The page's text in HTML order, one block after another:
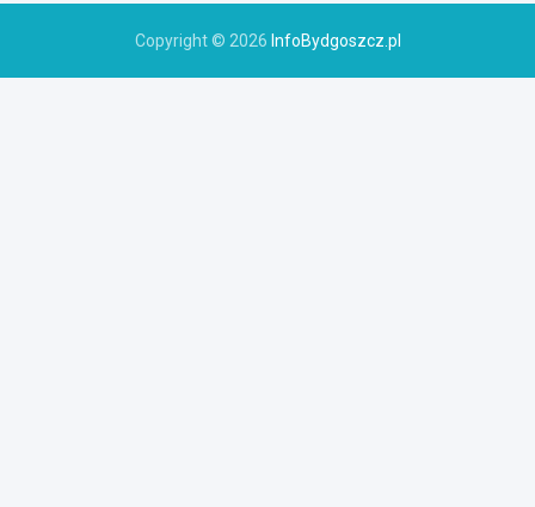
Copyright © 2026 InfoBydgoszcz.pl